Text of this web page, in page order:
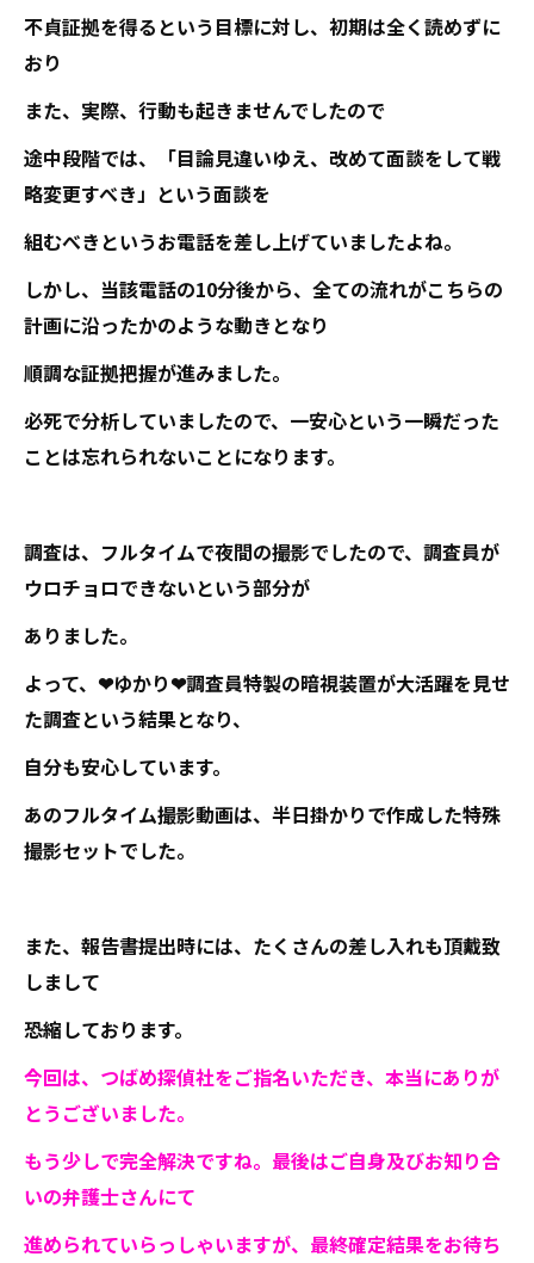
不貞証拠を得るという目標に対し、初期は全く読めずに
おり
また、実際、行動も起きませんでしたので
途中段階では、「目論見違いゆえ、改めて面談をして戦
略変更すべき」という面談を
組むべきというお電話を差し上げていましたよね。
しかし、当該電話の10分後から、全ての流れがこちらの
計画に沿ったかのような動きとなり
順調な証拠把握が進みました。
必死で分析していましたので、一安心という一瞬だった
ことは忘れられないことになります。
調査は、フルタイムで夜間の撮影でしたので、調査員が
ウロチョロできないという部分が
ありました。
よって、❤ゆかり❤調査員特製の暗視装置が大活躍を見せ
た調査という結果となり、
自分も安心しています。
あのフルタイム撮影動画は、半日掛かりで作成した特殊
撮影セットでした。
また、報告書提出時には、たくさんの差し入れも頂戴致
しまして
恐縮しております。
今回は、つばめ探偵社をご指名いただき、本当にありが
とうございました。
もう少しで完全解決ですね。最後はご自身及びお知り合
いの弁護士さんにて
進められていらっしゃいますが、最終確定結果をお待ち